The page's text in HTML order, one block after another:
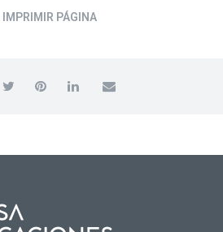
IMPRIMIR PÁGINA